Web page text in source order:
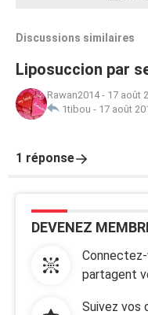
Discussions similaires
Liposuccion par
Rawan2014- 17 août
1tibou - 17 août
1 réponse
DEVENEZ
partagent
Suivez vos